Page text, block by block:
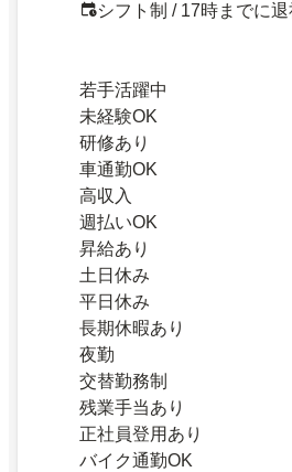
シフト制 / 17時までに退
若手活躍中
未経験OK
研修あり
車通勤OK
高収入
週払いOK
昇給あり
土日休み
平日休み
長期休暇あり
夜勤
交替勤務制
残業手当あり
正社員登用あり
バイク通勤OK